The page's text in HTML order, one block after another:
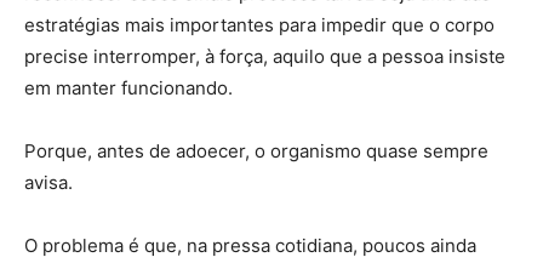
estratégias mais importantes para impedir que o corpo
precise interromper, à força, aquilo que a pessoa insiste
em manter funcionando.
Porque, antes de adoecer, o organismo quase sempre
avisa.
O problema é que, na pressa cotidiana, poucos ainda